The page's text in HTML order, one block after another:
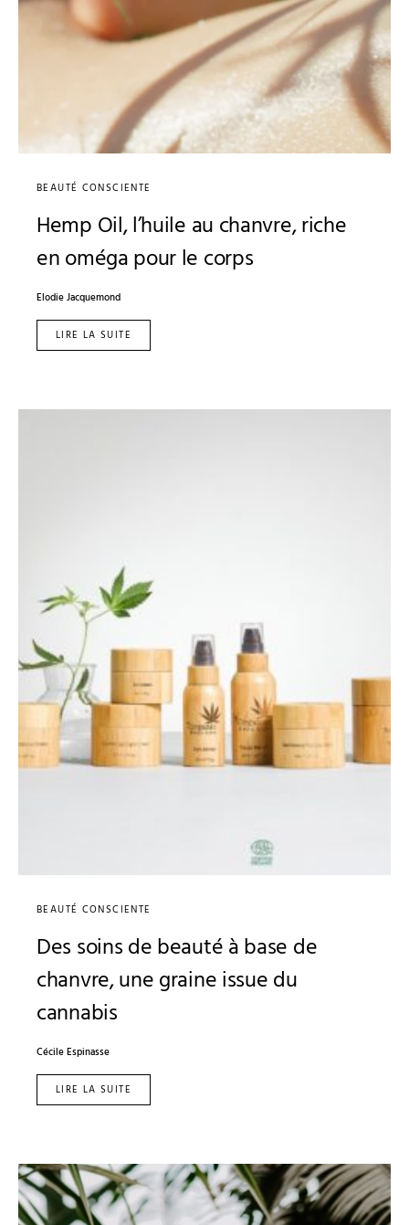
BEAUTÉ CONSCIENTE
Hemp Oil, l’huile au chanvre, riche
en oméga pour le corps
Elodie Jacquemond
LIRE LA SUITE
BEAUTÉ CONSCIENTE
Des soins de beauté à base de
chanvre, une graine issue du
cannabis
Cécile Espinasse
LIRE LA SUITE